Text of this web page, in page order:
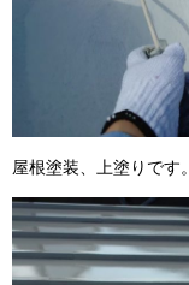
屋根塗装、上塗りです。